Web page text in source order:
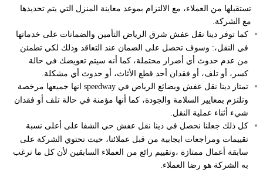
تستقبلها من العملاء، مع الالتزام بموعد معاينة المنزل التي يتم تحديدها
مع الشركة.
كما توفر دينا نقل عفش شرق الرياض التأمين والضمانات على خدماتها
في النقل،: وسوف تحصل على الضمان عند التعاقد وذلك لكي تطمئن
من عدم حدوث أي أضرار محتملة، كما أنه سيتم تعويضك في حالة
كسر، أو تلف، أو فقدان أحد قطع الأثاث، أو حدوث أي مشكلة.
تمتاز دينا نقل عفش وبضائع الرياض في speedway انها جميعها مرخصة
وتلتزم بمعايير السلامة والجودة، كما أنها مؤمنة في حالة تلف أو فقدان
شيء أثناء عملية النقل.
كل ذلك جعلنا نحصل في دينا نقل عفش حي الشفا على أعلى نسبة
تقييمات ومراجعات ايجابية من قبل عملائنا، حيث تحتوي الشركة على
سابقة أعمال ممتازة ،وتقييم رائع من العملاء السابقين لأن كل ما ترغب
به الشركة هو رضا العملاء.